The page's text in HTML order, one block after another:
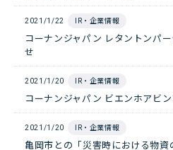
2021/1/22 IR・企業情報
コーナンジャパン レタントンパ
せ
2021/1/20 IR・企業情報
コーナンジャパン ビエンホアビ
2021/1/20 IR・企業情報
亀岡市との「災害時における物